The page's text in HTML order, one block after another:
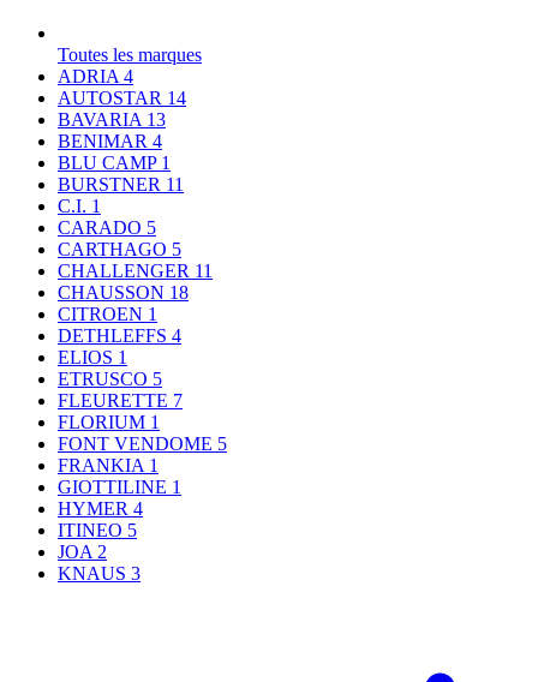
Toutes les marques
ADRIA 4
AUTOSTAR 14
BAVARIA 13
BENIMAR 4
BLU CAMP 1
BURSTNER 11
C.I. 1
CARADO 5
CARTHAGO 5
CHALLENGER 11
CHAUSSON 18
CITROEN 1
DETHLEFFS 4
ELIOS 1
ETRUSCO 5
FLEURETTE 7
FLORIUM 1
FONT VENDOME 5
FRANKIA 1
GIOTTILINE 1
HYMER 4
ITINEO 5
JOA 2
KNAUS 3